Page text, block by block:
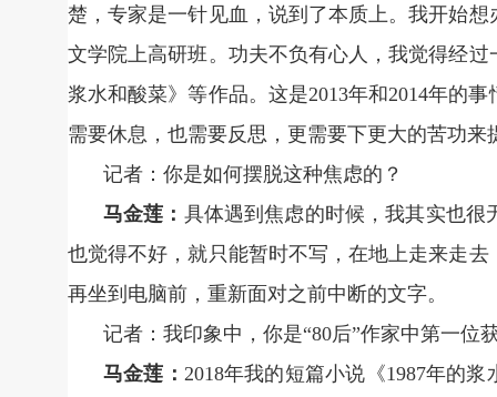
楚，专家是一针见血，说到了本质上。我开始
文学院上高研班。功夫不负有心人，我觉得经
浆水和酸菜》等作品。这是2013年和2014年的
需要休息，也需要反思，更需要下更大的苦功来
记者：你是如何摆脱这种焦虑的？
马金莲： 具体遇到焦虑的时候，我其实也
也觉得不好，就只能暂时不写，在地上走来走
再坐到电脑前，重新面对之前中断的文字。
记者：我印象中，你是“80后”作家中第一位
马金莲： 2018年我的短篇小说《1987年的